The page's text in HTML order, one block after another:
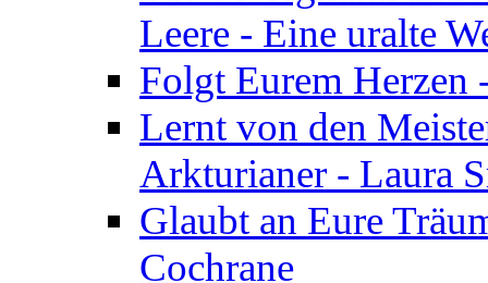
Leere - Eine uralte
Folgt Eurem
Lernt von den
Arkturianer - Laura
Glaubt an Eure
Cochrane